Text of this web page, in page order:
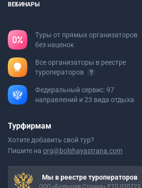
ВЕБИНАРЫ
Туры от прямых организаторов
без наценок
Все организаторы в реестре
туроператоров
Федеральный сервис: 97
направлений и 23 вида отдыха
Турфирмам
Хотите добавить свой тур?
Пишите на org@bolshayastrana.com
Мы в реестре туроператоров
ООО «Большая Страна» РТО 020723